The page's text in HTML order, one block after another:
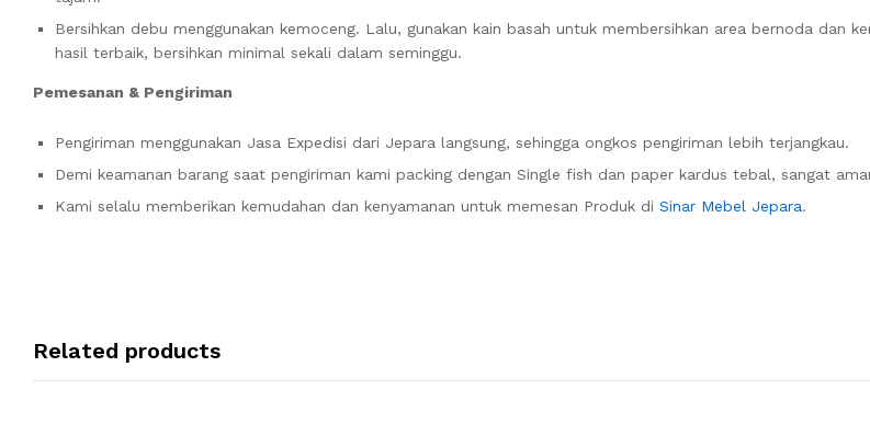
Bersihkan debu menggunakan kemoceng. Lalu, gunakan kain basah untuk membersihkan area bernoda dan
hasil terbaik, bersihkan minimal sekali dalam seminggu.
Pemesanan & Pengiriman
Pengiriman menggunakan Jasa Expedisi dari Jepara langsung, sehingga ongkos pengiriman lebih terjangkau.
Demi keamanan barang saat pengiriman kami packing dengan Single fish dan paper kardus tebal, sangat
Kami selalu memberikan kemudahan dan kenyamanan untuk memesan Produk di Sinar Mebel Jepara.
Related products